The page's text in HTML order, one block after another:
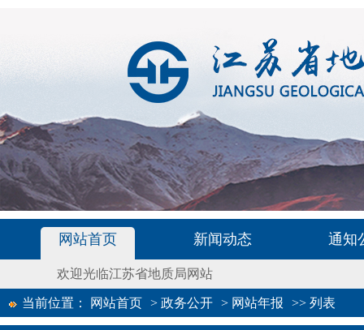
网站首页 新闻动态 通知
欢迎光临江苏省地质局网站
当前位置： 网站首页 > 政务公开 > 网站年报 >> 列表